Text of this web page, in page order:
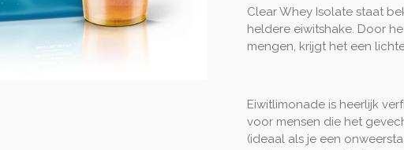
Clear Whey Isolate staat
heldere eiwitshake. Door
mengen, krijgt het een
Eiwitlimonade is heerlijk
voor mensen die het
(ideaal als je een